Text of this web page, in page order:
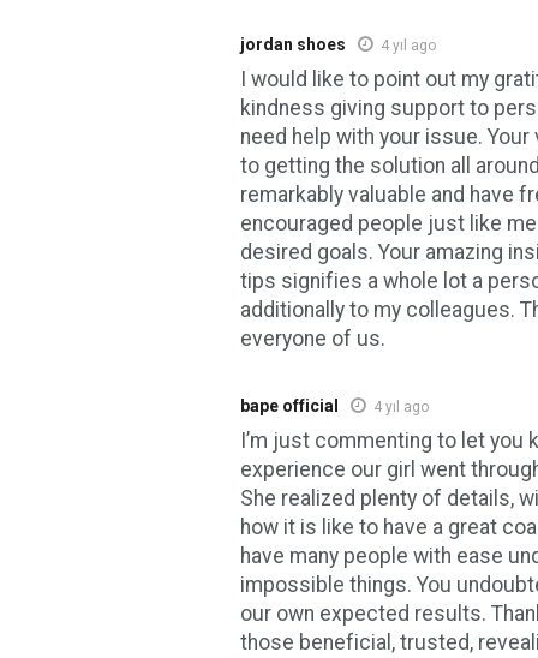
jordan shoes 4 yıl ago
I would like to point out my
kindness giving support to
need help with your issue.
to getting the solution all
remarkably valuable and have
encouraged people just like
desired goals. Your amazing
tips signifies a whole lot a
additionally to my colleagues.
everyone of us.
bape official 4 yıl ago
I’m just commenting to let you
experience our girl went
She realized plenty of details,
how it is like to have a great
have many people with ease
impossible things. You
our own expected results.
those beneficial, trusted,